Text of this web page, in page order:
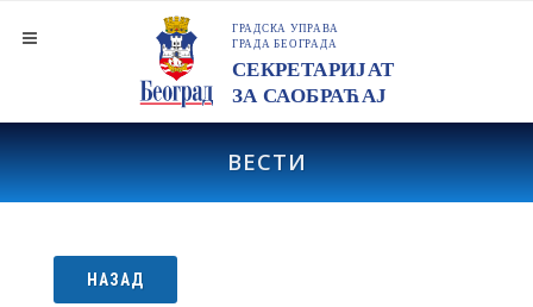
ВЕСТИ
НАЗАД